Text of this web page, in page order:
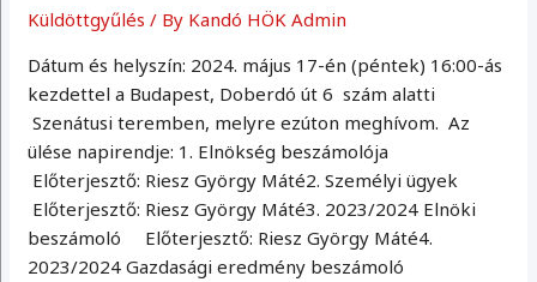
Küldöttgyűlés / By Kandó HÖK Admin
Dátum és helyszín: 2024. május 17-én (péntek) 16:00-ás
kezdettel a Budapest, Doberdó út 6 szám alatti
Szenátusi teremben, melyre ezúton meghívom. Az
ülése napirendje: 1. Elnökség beszámolója
Előterjesztő: Riesz György Máté2. Személyi ügyek
Előterjesztő: Riesz György Máté3. 2023/2024 Elnöki
beszámoló Előterjesztő: Riesz György Máté4.
2023/2024 Gazdasági eredmény beszámoló